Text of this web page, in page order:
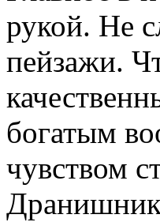
рукой. Не
пейзажи.
богатым
чувством